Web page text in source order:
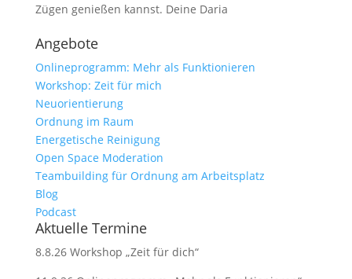
Zügen genießen kannst. Deine Daria
Angebote
Onlineprogramm: Mehr als Funktionieren
Workshop: Zeit für mich
Neuorientierung
Ordnung im Raum
Energetische Reinigung
Open Space Moderation
Teambuilding für Ordnung am Arbeitsplatz
Blog
Podcast
Aktuelle Termine
8.8.26 Workshop „Zeit für dich“